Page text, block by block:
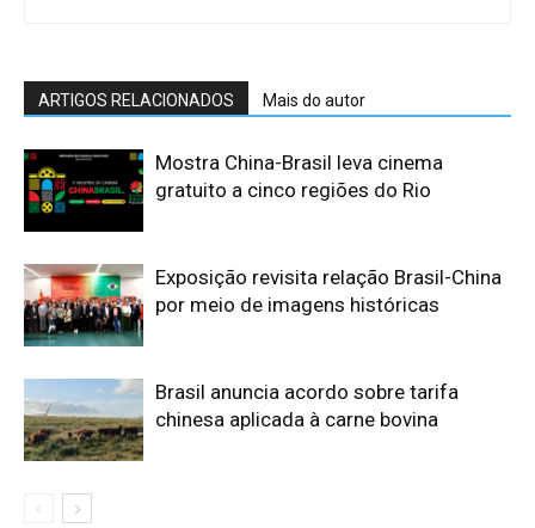
ARTIGOS RELACIONADOS Mais do autor
Mostra China-Brasil leva cinema
gratuito a cinco regiões do Rio
Exposição revisita relação Brasil-China
por meio de imagens históricas
Brasil anuncia acordo sobre tarifa
chinesa aplicada à carne bovina